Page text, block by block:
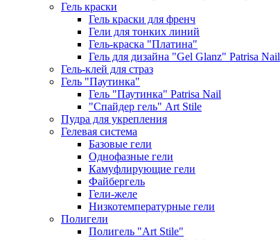
Гель краски
Гель краски для френч
Гели для тонких линий
Гель-краска "Платина"
Гель для дизайна "Gel Glanz" Patrisa Nail
Гель-клей для страз
Гель "Паутинка"
Гель "Паутинка" Patrisa Nail
"Спайдер гель" Art Stile
Пудра для укрепления
Гелевая система
Базовые гели
Однофазные гели
Камуфлирующие гели
Файбергель
Гели-желе
Низкотемпературные гели
Полигели
Полигель "Art Stile"